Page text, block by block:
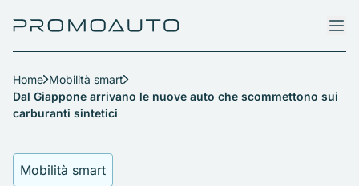
Home Mobilità smart
Dal Giappone arrivano le nuove auto che scommettono sui
carburanti sintetici
Mobilità smart